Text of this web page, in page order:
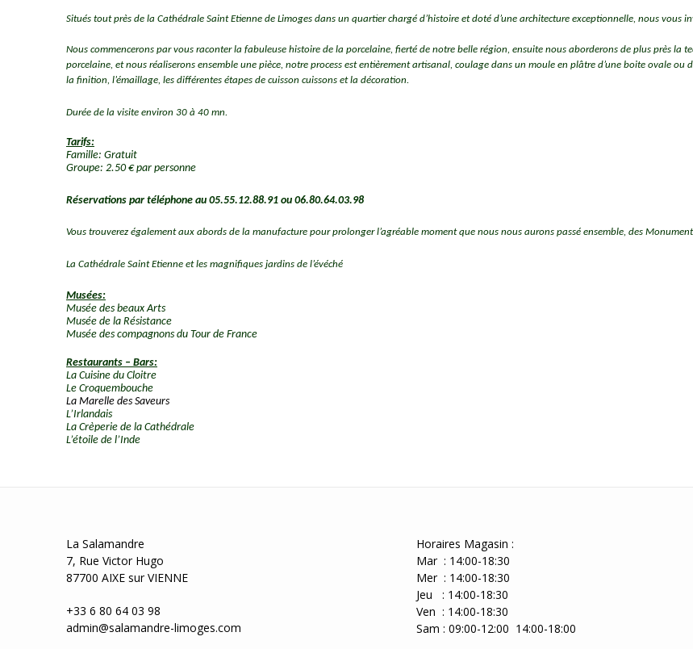
Situés tout près de la Cathédrale Saint Etienne de Limoges dans un quartier chargé d’histoire et doté d’une architecture exceptionnelle, nous
Nous commencerons par vous raconter la fabuleuse histoire de la porcelaine, fierté de notre belle région, ensuite nous aborderons de plus près
porcelaine, et nous réaliserons ensemble une pièce, notre process est entièrement artisanal, coulage dans un moule en plâtre d’une boite ovale
la finition, l’émaillage, les différentes étapes de cuisson cuissons et la décoration.
Durée de la visite environ 30 à 40 mn.
Tarifs:
Famille: Gratuit
Groupe: 2.50 € par personne
Réservations par téléphone au 05.55.12.88.91 ou 06.80.64.03.98
Vous trouverez également aux abords de la manufacture pour prolonger l’agréable moment que nous nous aurons passé ensemble, des
La Cathédrale Saint Etienne et les magnifiques jardins de l’évéché
Musées:
Musée des beaux Arts
Musée de la Résistance
Musée des compagnons du Tour de France
Restaurants – Bars:
La Cuisine du Cloitre
Le Croquembouche
La Marelle des Saveurs
L’Irlandais
La Crèperie de la Cathédrale
L’étoile de l’Inde
La Salamandre
7, Rue Victor Hugo
87700 AIXE sur VIENNE
+33 6 80 64 03 98
admin@salamandre-limoges.com
Horaires Magasin :
Mar : 14:00-18:30
Mer : 14:00-18:30
Jeu : 14:00-18:30
Ven : 14:00-18:30
Sam : 09:00-12:00 14:00-18:00